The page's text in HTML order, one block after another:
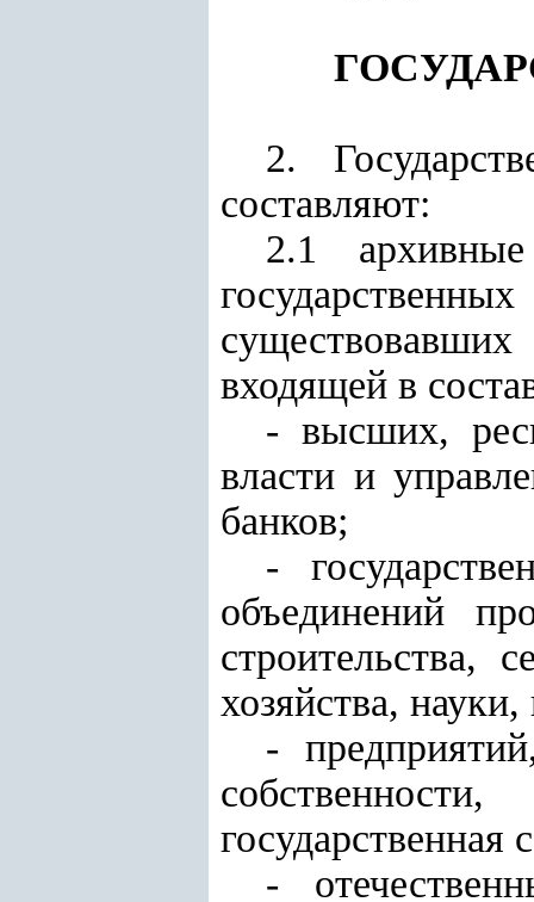
2.
составляют:
2.1
входящей в
- высших,
власти и
банков;
-
объединений
строительства,
хозяйства,
-
государственная
-